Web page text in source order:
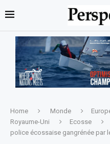
Home Monde
Royaume-Uni
Ecosse
police écossaise gangrénée par